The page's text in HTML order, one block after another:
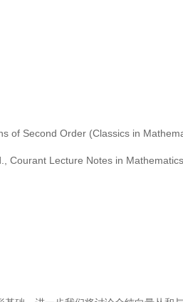
of Second Order (Classics in
Courant Lecture Notes in